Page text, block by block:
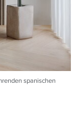
spanischen